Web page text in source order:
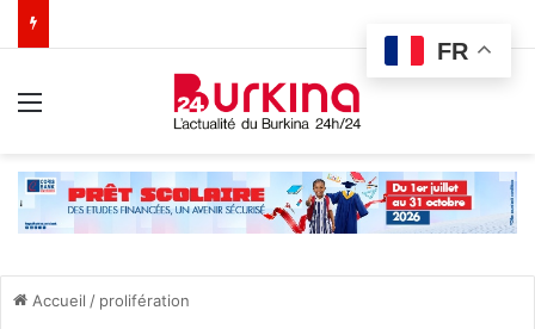
Accueil / prolifération
FR